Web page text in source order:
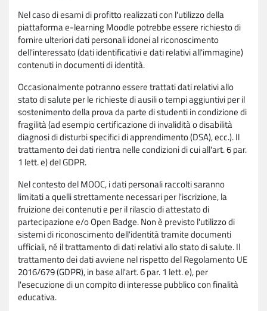
Nel caso di esami di profitto realizzati con l'utilizzo della
piattaforma e-learning Moodle potrebbe essere richiesto di
fornire ulteriori dati personali idonei al riconoscimento
dell'interessato (dati identificativi e dati relativi all'immagine)
contenuti in documenti di identità.
Occasionalmente potranno essere trattati dati relativi allo
stato di salute per le richieste di ausili o tempi aggiuntivi per il
sostenimento della prova da parte di studenti in condizione di
fragilità (ad esempio certificazione di invalidità o disabilità
diagnosi di disturbi specifici di apprendimento (DSA), ecc.). Il
trattamento dei dati rientra nelle condizioni di cui all'art. 6 par.
1 lett. e) del GDPR.
Nel contesto del MOOC, i dati personali raccolti saranno
limitati a quelli strettamente necessari per l'iscrizione, la
fruizione dei contenuti e per il rilascio di attestato di
partecipazione e/o Open Badge. Non è previsto l'utilizzo di
sistemi di riconoscimento dell'identità tramite documenti
ufficiali, né il trattamento di dati relativi allo stato di salute. Il
trattamento dei dati avviene nel rispetto del Regolamento UE
2016/679 (GDPR), in base all'art. 6 par. 1 lett. e), per
l'esecuzione di un compito di interesse pubblico con finalità
educativa.